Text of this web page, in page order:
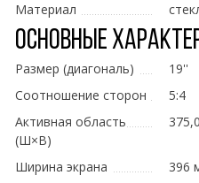
Материал
Основные
Размер (диагональ)
19''
Соотношение сторон
5:4
Активная область
(Ш×В)
Ширина экрана
396